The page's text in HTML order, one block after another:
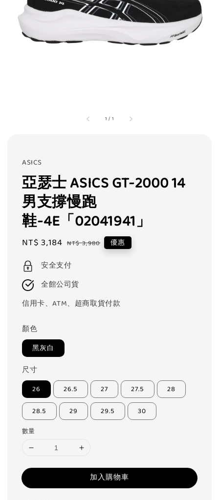
1 / 1
ASICS
亞瑟士 ASICS GT-2000 14
男支撐慢跑
鞋-4E「02041941」
Sale
NT$ 3,184 Regular
NT$ 3,980 優惠
安全支付
全館公司貨
信用卡、ATM、超商取貨付款
顏色
黑灰白
尺寸
26 26.5 27 27.5 28
28.5 29 29.5 30
數量
加入購物車